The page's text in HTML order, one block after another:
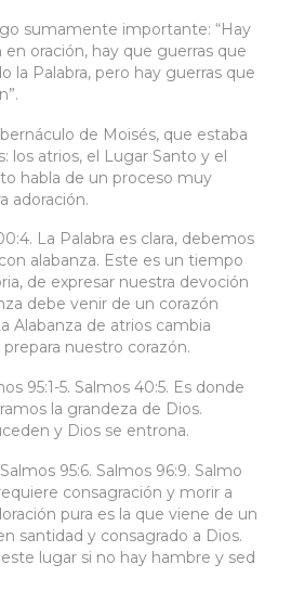
sumamente importante: “Hay
oración, hay que guerras que
la Palabra, pero hay guerras que
de Moisés, que estaba
los atrios, el Lugar Santo y el
habla de un proceso muy
adoración.
La Palabra es clara, debemos
alabanza. Este es un tiempo
de expresar nuestra devoción
debe venir de un corazón
Alabanza de atrios cambia
prepara nuestro corazón.
95:1-5. Salmos 40:5. Es donde
la grandeza de Dios.
y Dios se entrona.
Salmos 95:6. Salmos 96:9. Salmo
consagración y morir a
pura es la que viene de un
santidad y consagrado a Dios.
lugar si no hay hambre y sed